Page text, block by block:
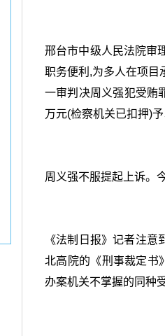
邢台市中级人民法院审
职务便利,为多人在项目
一审判决周义强犯受贿
万元(检察机关已扣押)
周义强不服提起上诉。
《法制日报》记者注
北高院的《刑事裁定书
办案机关不掌握的同种